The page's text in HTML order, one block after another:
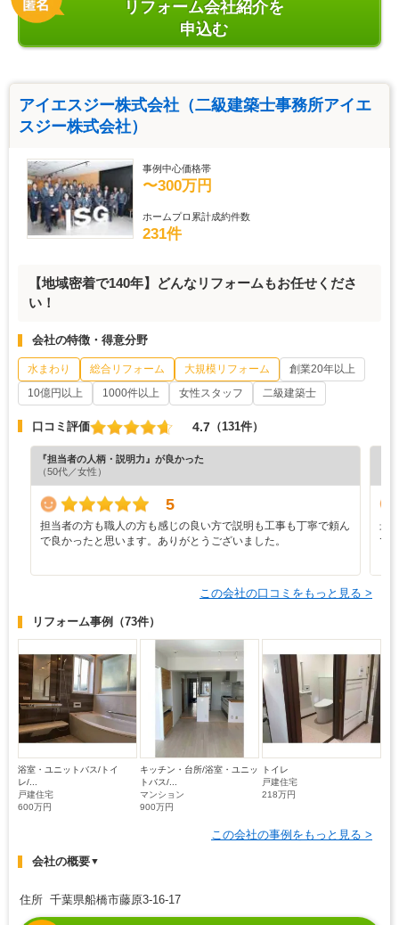
リフォーム会社紹介を
申込む
アイエスジー株式会社（二級建築士事務所アイエ
スジー株式会社）
事例中心価格帯
〜300万円
ホームプロ累計成約件数
231件
【地域密着で140年】どんなリフォームもお任せくださ
い！
会社の特徴・得意分野
水まわり 総合リフォーム 大規模リフォーム
創業20年以上
10億円以上
1000件以上 女性スタッフ 二級建築士
口コミ評価 4.7 （131件）
『担当者の人柄・説明力』が良かった
（50代／女性）
5
担当者の方も職人の方も感じの良い方で説明も工事も丁寧で頼ん
で良かったと思います。ありがとうございました。
最
で
この会社の口コミをもっと見る >
リフォーム事例 （73件）
浴室・ユニットバス/トイ
レ/...
戸建住宅
600万円
キッチン・台所/浴室・ユニッ
トバス/...
マンション
900万円
トイレ
戸建住宅
218万円
この会社の事例をもっと見る >
会社の概要▼
住所 千葉県船橋市藤原3-16-17